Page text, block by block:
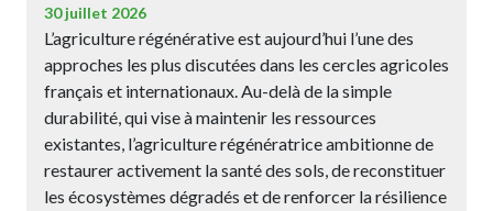
30 juillet 2026
L’agriculture régénérative est aujourd’hui l’une des
approches les plus discutées dans les cercles agricoles
français et internationaux. Au-delà de la simple
durabilité, qui vise à maintenir les ressources
existantes, l’agriculture régénératrice ambitionne de
restaurer activement la santé des sols, de reconstituer
les écosystèmes dégradés et de renforcer la résilience